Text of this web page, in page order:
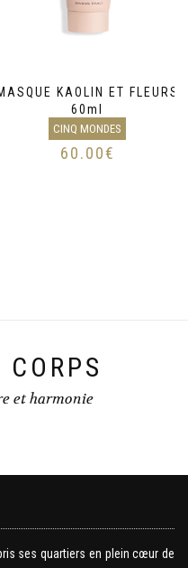
KAOLIN ET FLEURS
60ml
CINQ MONDES
60.00€
et harmonie
ses quartiers en plein cœur de